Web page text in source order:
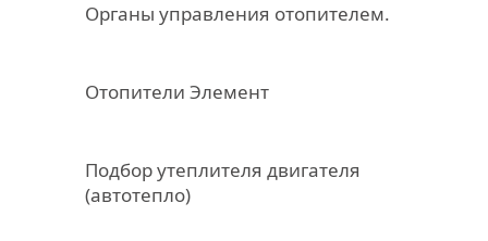
Органы управления отопителем.
Отопители Элемент
Подбор утеплителя двигателя
(автотепло)